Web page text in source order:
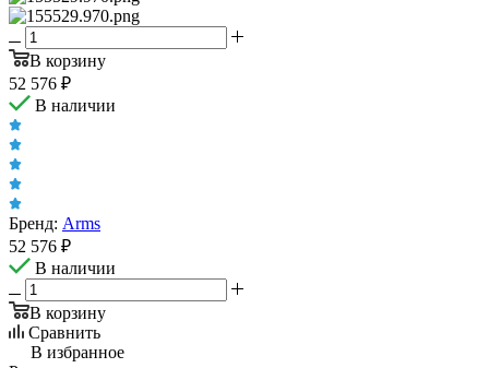
В корзину
52 576 ₽
В наличии
Бренд: Arms
52 576 ₽
В наличии
В корзину
Сравнить
В избранное